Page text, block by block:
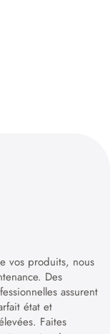
vos produits, nous
Des
assurent
état et
Faites